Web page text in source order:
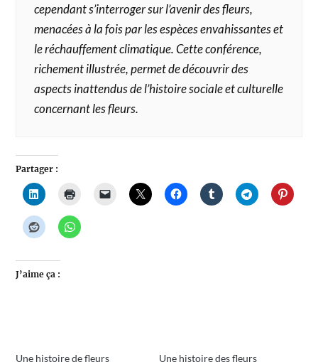
cependant s’interroger sur l’avenir des fleurs,
menacées à la fois par les espèces envahissantes et
le réchauffement climatique. Cette conférence,
richement illustrée, permet de découvrir des
aspects inattendus de l’histoire sociale et culturelle
concernant les fleurs.
Partager :
J’aime ça :
Une histoire de fleurs Une histoire des fleurs